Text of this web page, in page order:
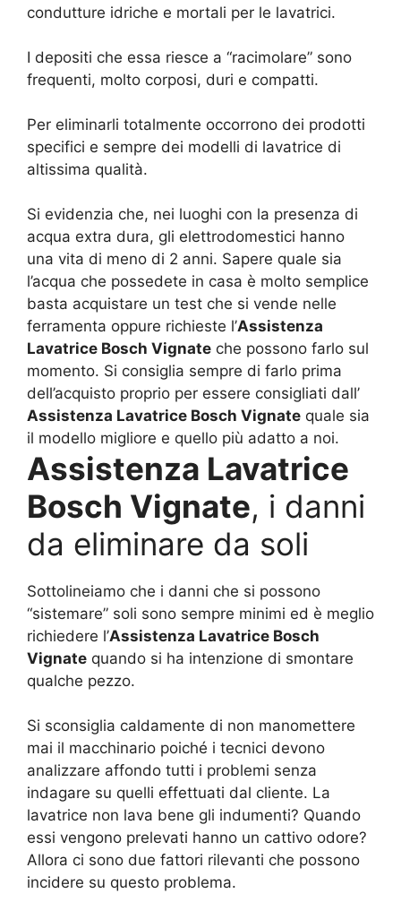
condutture idriche e mortali per le lavatrici.
I depositi che essa riesce a “racimolare” sono
frequenti, molto corposi, duri e compatti.
Per eliminarli totalmente occorrono dei prodotti
specifici e sempre dei modelli di lavatrice di
altissima qualità.
Si evidenzia che, nei luoghi con la presenza di
acqua extra dura, gli elettrodomestici hanno
una vita di meno di 2 anni. Sapere quale sia
l’acqua che possedete in casa è molto semplice
basta acquistare un test che si vende nelle
ferramenta oppure richieste l’Assistenza
Lavatrice Bosch Vignate che possono farlo sul
momento. Si consiglia sempre di farlo prima
dell’acquisto proprio per essere consigliati dall’
Assistenza Lavatrice Bosch Vignate quale sia
il modello migliore e quello più adatto a noi.
Assistenza Lavatrice
Bosch Vignate, i danni
da eliminare da soli
Sottolineiamo che i danni che si possono
“sistemare” soli sono sempre minimi ed è meglio
richiedere l’Assistenza Lavatrice Bosch
Vignate quando si ha intenzione di smontare
qualche pezzo.
Si sconsiglia caldamente di non manomettere
mai il macchinario poiché i tecnici devono
analizzare affondo tutti i problemi senza
indagare su quelli effettuati dal cliente. La
lavatrice non lava bene gli indumenti? Quando
essi vengono prelevati hanno un cattivo odore?
Allora ci sono due fattori rilevanti che possono
incidere su questo problema.